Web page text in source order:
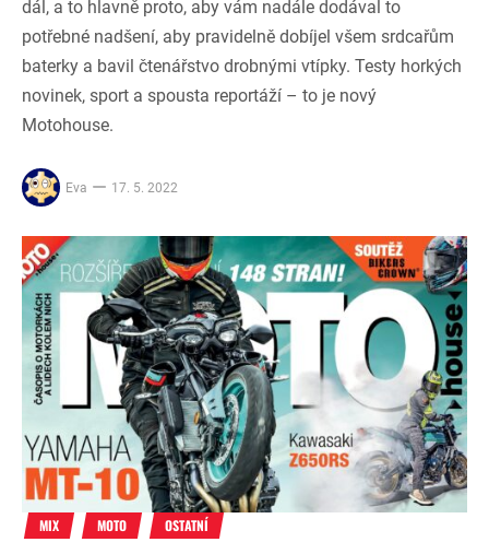
dál, a to hlavně proto, aby vám nadále dodával to
potřebné nadšení, aby pravidelně dobíjel všem srdcařům
baterky a bavil čtenářstvo drobnými vtípky. Testy horkých
novinek, sport a spousta reportáží – to je nový
Motohouse.
Eva 17. 5. 2022
MIX MOTO OSTATNÍ